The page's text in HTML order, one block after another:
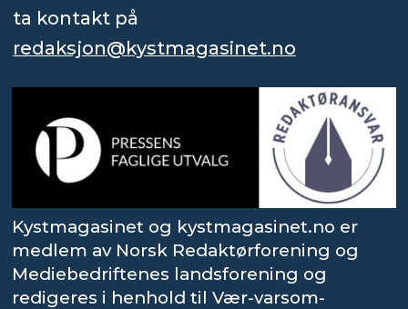
ta kontakt på
redaksjon@kystmagasinet.no
Kystmagasinet og kystmagasinet.no er
medlem av Norsk Redaktørforening og
Mediebedriftenes landsforening og
redigeres i henhold til Vær-varsom-